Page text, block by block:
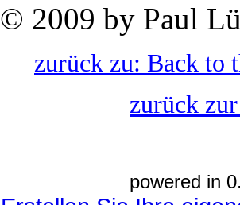
© 2009 by Paul
zurück zu: Back to
zurück
powered in